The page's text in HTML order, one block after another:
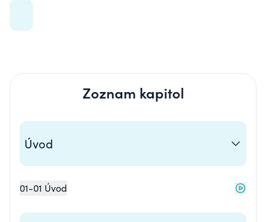
Zoznam kapitol
Úvod
01-01 Úvod